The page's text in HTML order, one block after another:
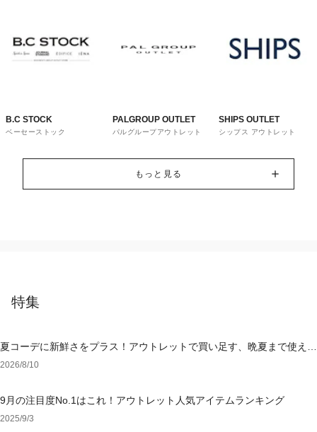
B.C STOCK
ベーセーストック
PALGROUP OUTLET
パルグループアウトレット
SHIPS OUTLET
シップス アウトレット
もっと見る
特集
夏コーデに新鮮さをプラス！アウトレットで買い足す、晩夏まで使える
アイテム
2026/8/10
9月の注目度No.1はこれ！アウトレット人気アイテムランキング
2025/9/3